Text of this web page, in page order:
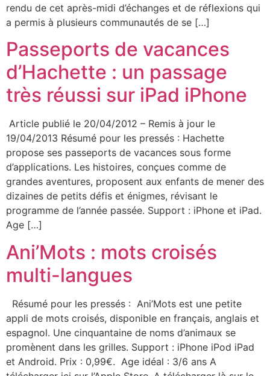
rendu de cet après-midi d’échanges et de réflexions qui
a permis à plusieurs communautés de se […]
Passeports de vacances
d’Hachette : un passage
très réussi sur iPad iPhone
Article publié le 20/04/2012 – Remis à jour le
19/04/2013 Résumé pour les pressés : Hachette
propose ses passeports de vacances sous forme
d’applications. Les histoires, conçues comme de
grandes aventures, proposent aux enfants de mener des
dizaines de petits défis et énigmes, révisant le
programme de l’année passée. Support : iPhone et iPad.
Age […]
Ani’Mots : mots croisés
multi-langues
Résumé pour les pressés : Ani’Mots est une petite
appli de mots croisés, disponible en français, anglais et
espagnol. Une cinquantaine de noms d’animaux se
promènent dans les grilles. Support : iPhone iPod iPad
et Android. Prix : 0,99€. Age idéal : 3/6 ans A